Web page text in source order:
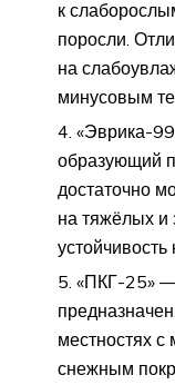
к
поросли.
на
минусовым
«Эврика-
образующий
достаточно
на тяжёлых
устойчивость
«ПКГ-25»
местностях
снежным